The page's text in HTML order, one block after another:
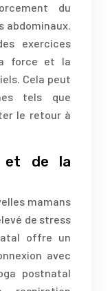
du
abdominaux.
exercices
force et la
Cela peut
tels que
le retour à
et de la
mamans
de stress
offre un
avec
postnatal